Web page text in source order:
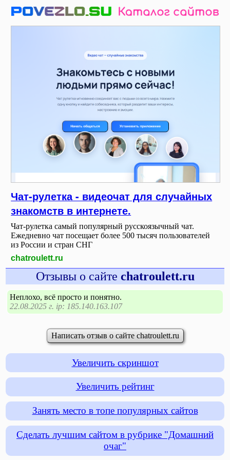
Чат-рулетка - видеочат для случайных
знакомств в интернете.
Чат-рулетка самый популярный русскоязычный чат.
Ежедневно чат посещает более 500 тысяч пользователей
из России и стран СНГ
chatroulett.ru
Отзывы о сайте chatroulett.ru
Неплохо, всё просто и понятно.
22.08.2025 г. ip: 185.140.163.107
Написать отзыв о сайте chatroulett.ru
Увеличить скриншот
Увеличить рейтинг
Занять место в топе популярных сайтов
Сделать лучшим сайтом в рубрике "Домашний
очаг"